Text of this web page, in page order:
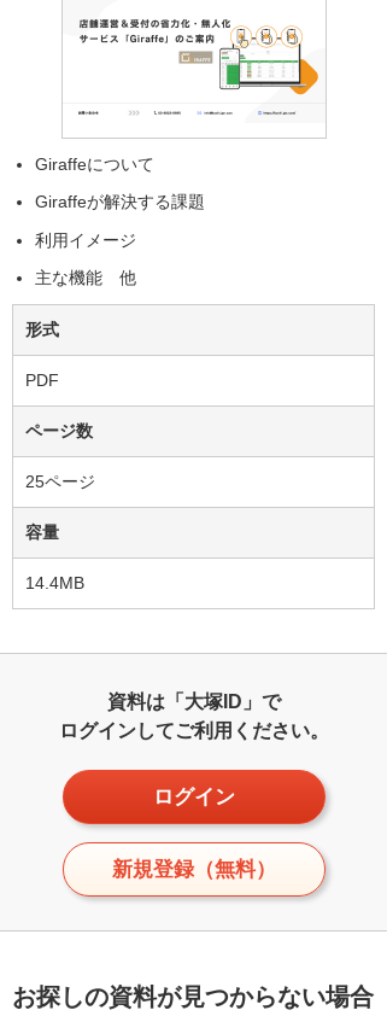
Giraffeについて
Giraffeが解決する課題
利用イメージ
主な機能 他
形式
PDF
ページ数
25ページ
容量
14.4MB
資料は「大塚ID」で
ログインしてご利用ください。
ログイン
新規登録（無料）
お探しの資料が見つからない場合